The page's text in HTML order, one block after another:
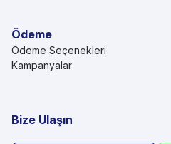
Ödeme
Ödeme Seçenekleri
Kampanyalar
Bize Ulaşın